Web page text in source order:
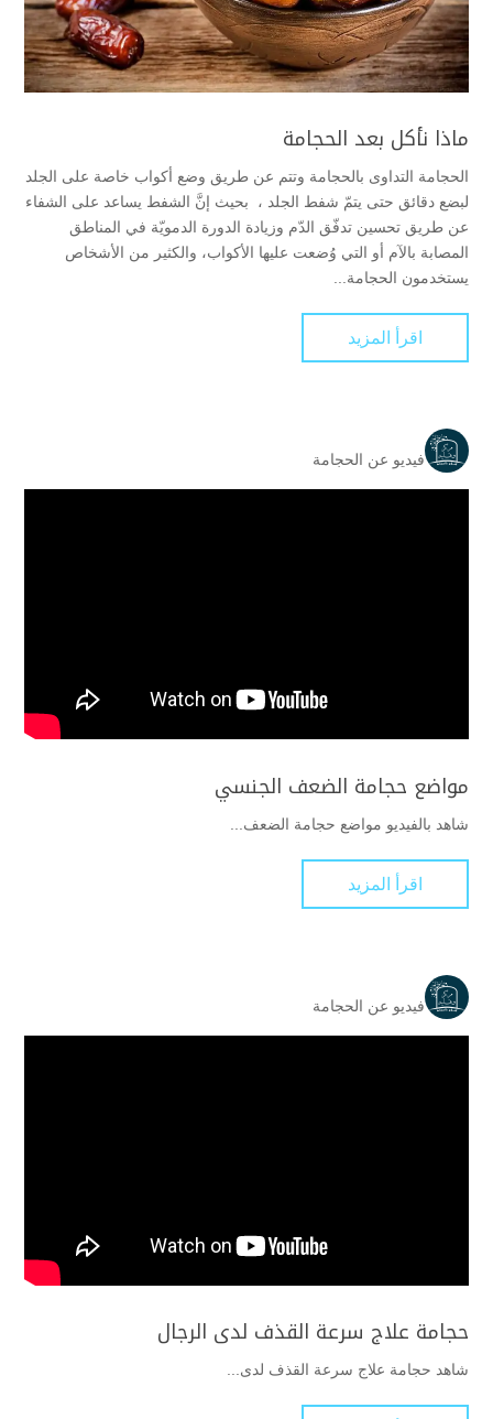
ماذا نأكل بعد الحجامة
الحجامة التداوى بالحجامة وتتم عن طريق وضع أكواب خاصة على الجلد
لبضع دقائق حتى يتمّ شفط الجلد ، بحيث إنَّ الشفط يساعد على الشفاء
عن طريق تحسين تدفّق الدّم وزيادة الدورة الدمويّة في المناطق
المصابة بالآم أو التي وُضعت عليها الأكواب، والكثير من الأشخاص
يستخدمون الحجامة...
اقرأ المزيد
فيديو عن الحجامة
مواضع حجامة الضعف الجنسي
شاهد بالفيديو مواضع حجامة الضعف...
اقرأ المزيد
فيديو عن الحجامة
حجامة علاج سرعة القذف لدى الرجال
شاهد حجامة علاج سرعة القذف لدى...